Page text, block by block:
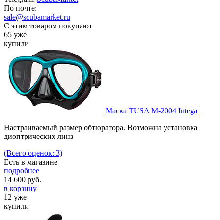
По почте:
sale@scubamarket.ru
С этим товаром покупают
65 уже
купили
Маска TUSA M-2004 Intega
Настраиваемый размер обтюратора. Возможна установка
диоптрических линз
(Всего оценок: 3)
Есть в магазине
подробнее
14 600 руб.
в корзину
12 уже
купили